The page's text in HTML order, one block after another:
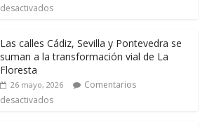
desactivados
Las calles Cádiz, Sevilla y Pontevedra se
suman a la transformación vial de La
Floresta
26 mayo, 2026
Comentarios
desactivados